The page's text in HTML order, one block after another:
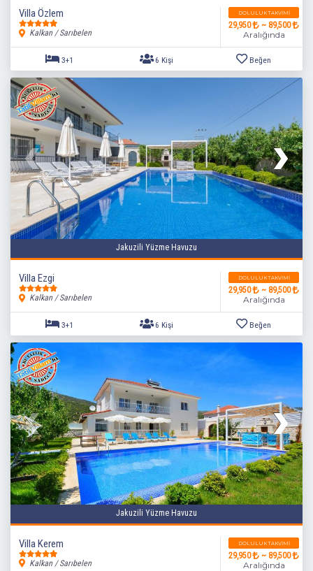
Villa Özlem
Kalkan / Sarıbelen
DOLULUK TAKVIMI
29,950 ~ 89,500
Aralığında
3+1 6 Kişi Beğen
Jakuzili Yüzme Havuzu
Villa Ezgi
Kalkan / Sarıbelen
DOLULUK TAKVIMI
29,950 ~ 89,500
Aralığında
3+1 6 Kişi Beğen
Jakuzili Yüzme Havuzu
Villa Kerem
Kalkan / Sarıbelen
DOLULUK TAKVIMI
29,950 ~ 89,500
Aralığında